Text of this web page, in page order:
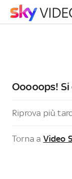
Ooooops!
Riprova più
Torna a Video